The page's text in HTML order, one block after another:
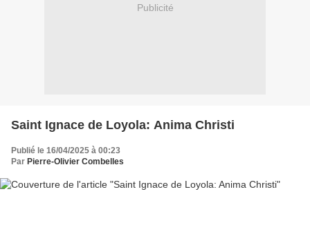
Publicité
Saint Ignace de Loyola: Anima Christi
Publié le 16/04/2025 à 00:23
Par Pierre-Olivier Combelles